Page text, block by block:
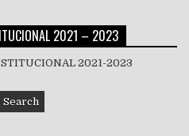
2021 – 2023
2021-2023